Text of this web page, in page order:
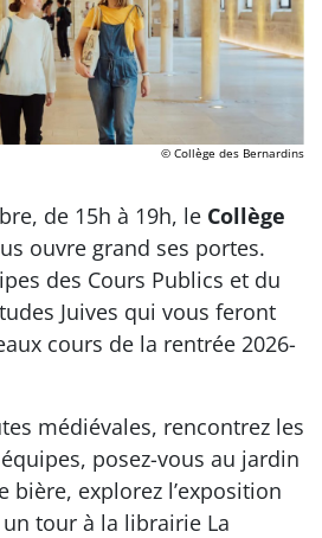
© Collège des Bernardins
de 15h à 19h, le Collège
ouvre grand ses portes.
des Cours Publics et du
Juives qui vous feront
cours de la rentrée 2026-
médiévales, rencontrez les
posez-vous au jardin
bière, explorez l’exposition
tour à la librairie La